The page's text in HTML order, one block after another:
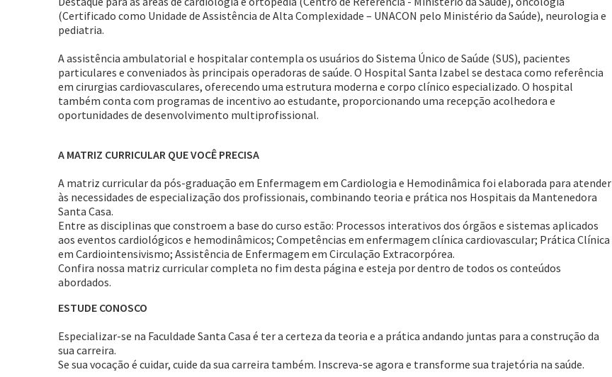
(Certificado como Unidade de Assistência de Alta Complexidade – UNACON pelo Ministério da Saúde), neurologia e
pediatria.
A assistência ambulatorial e hospitalar contempla os usuários do Sistema Único de Saúde (SUS), pacientes
particulares e conveniados às principais operadoras de saúde. O Hospital Santa Izabel se destaca como referência
em cirurgias cardiovasculares, oferecendo uma estrutura moderna e corpo clínico especializado. O hospital
também conta com programas de incentivo ao estudante, proporcionando uma recepção acolhedora e
oportunidades de desenvolvimento multiprofissional.
A MATRIZ CURRICULAR QUE VOCÊ PRECISA
A matriz curricular da pós-graduação em Enfermagem em Cardiologia e Hemodinâmica foi elaborada para atender
às necessidades de especialização dos profissionais, combinando teoria e prática nos Hospitais da Mantenedora
Santa Casa.
Entre as disciplinas que constroem a base do curso estão: Processos interativos dos órgãos e sistemas aplicados
aos eventos cardiológicos e hemodinâmicos; Competências em enfermagem clínica cardiovascular; Prática Clínica
em Cardiointensivismo; Assistência de Enfermagem em Circulação Extracorpórea.
Confira nossa matriz curricular completa no fim desta página e esteja por dentro de todos os conteúdos
abordados.
ESTUDE CONOSCO
Especializar-se na Faculdade Santa Casa é ter a certeza da teoria e a prática andando juntas para a construção da
sua carreira.
Se sua vocação é cuidar, cuide da sua carreira também. Inscreva-se agora e transforme sua trajetória na saúde.